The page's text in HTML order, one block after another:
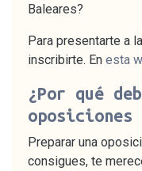
Baleares?
Para presentarte a
inscribirte. En esta
¿Por qué
oposiciones
Preparar una
consigues, te